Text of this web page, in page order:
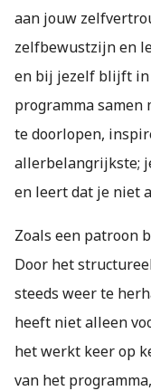
aan jouw
zelfbewustzijn en
en bij jezelf blijft in
programma samen
te doorlopen,
allerbelangrijkste;
en leert dat je niet
Zoals een patroon
Door het
steeds weer te
heeft niet alleen
het werkt keer op
van het